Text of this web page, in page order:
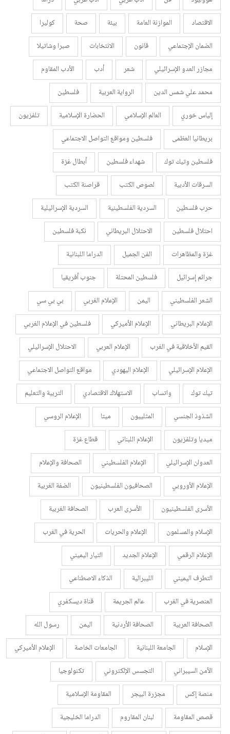
الاقتصاد
الموازنة العامة بيئة صحة
كوليرا
الضمان الإجتماعي
قانون الانتخابات
صبرا وشاتيلا
مجازر العدو الإسرائيلي
شعر أدب
الأدب المقاوم
محمد علي شمس الدين
الرواية العربية
فلسطين
إلياس خوري
العالم الإسلامي الحضارة الإسلامية
تلفزيون
بريطانيا العظمى
فلسطين ومواقع التواصل الاجتماعي
فلسطين وتيك توك
شهداء فلسطين
أبطال غزة
السرقات الأدبية
لصوص الكتب
قراصنة الكتب
حرب فلسطين
السردية الفلسطينية
السردية الإسرائيلية
احتلال فلسطين
الاحتلال البريطاني
نكبة فلسطين
غزة والمظاهرات
الفن الجميل
الدراما اللبنانية
جرائم إسرائيل
فلسطين المحتلة
جنوب أفريقيا
الشعر الفلسطيني
اليمن الإعلام الغربي
بي بي سي
الإعلام البريطاني
الإعلام الأميركي
فلسطين في الإعلام الغربي
القيم الأخلاقية في الغرب
الإعلام العربي
الاحتلال الإسرائيلي
الإعلام الإسرائيلي
الإعلام اليهودي
مواقع التواصل الاجتماعي
تيك توك
واتساب الاستهلاك الاقتصادي
التربية والتعليم
الشذوذ الجنسي
المثلييون ميتا
الإعلام الروسي
ميديا وتلفزيون
الإعلام اللبناني
قطاع غزة
العدوان الإسرائيلي
الإعلام الفلسطيني
الصحافة والإعلام
الإعلام الأوروبي
الصحافيون الفلسطينيون
الضفة الغربية
الأسرى الفلسطينيون
الأسرى العرب
الصحافة الغربية
الإسلام والمسلمون
الإعلام والحريات
الحرية في الغرب
الإعلام الرقمي
الإعلام الجديد
التيار اليميني
التطرف اليميني
الليبرالية
الذكاء الاصطناعي
العنصرية في الغرب
عالم الجريمة
قناة ديسكفري
الصحافة العربية
الصحافة الأردنية اليمن
رسول الله
الإسلام
الجامعة اللبنانية الجامعات الخاصة
الإعلام الأميركي
الأمن السيبراني
التجسس الإلكتروني
تكنولوجيا
منصة إكس
مجزرة البيجر
المقاومة الإسلامية
قصص المقاومة
لبنان المقاروم
الدراما الخليجية